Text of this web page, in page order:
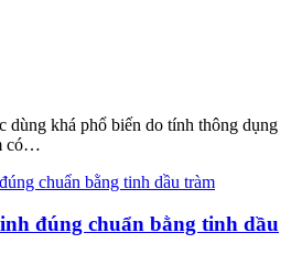
dùng khá phổ biến do tính thông dụng
có…
đúng chuẩn bằng tinh dầu